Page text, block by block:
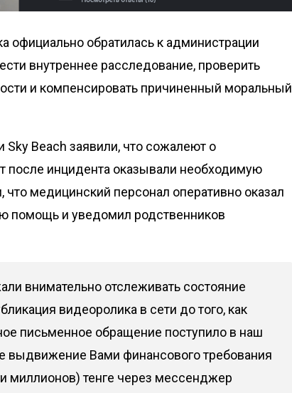
обратилась к администрации
внутреннее расследование, проверить
и компенсировать причиненный моральный
Beach заявили, что сожалеют о
после инцидента оказывали необходимую
медицинский персонал оперативно оказал
помощь и уведомил родственников
внимательно отслеживать состояние
видеоролика в сети до того, как
письменное обращение поступило в наш
выдвижение Вами финансового требования
миллионов) тенге через мессенджер